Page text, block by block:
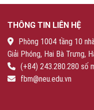
THÔNG TIN LIÊN HỆ
Phòng 1004 tầng 10
Giải Phóng, Hai Bà Trưng,
(+84) 243.280.280 số
fbm@neu.edu.vn